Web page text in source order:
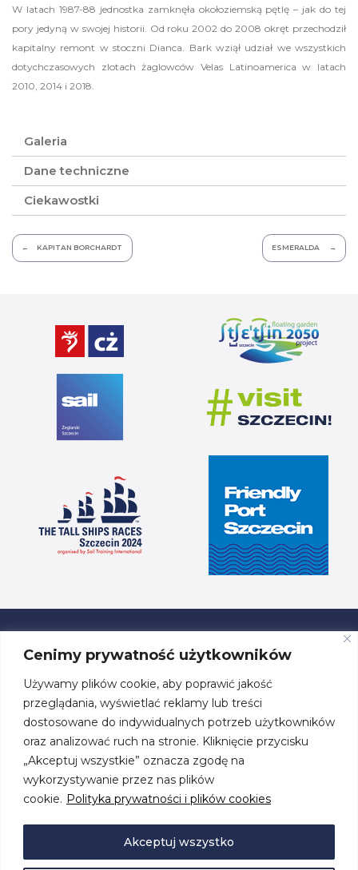
Cenimy prywatność użytkowników
Używamy plików cookie, aby poprawić jakość
przeglądania, wyświetlać reklamy lub treści
dostosowane do indywidualnych potrzeb użytkowników
oraz analizować ruch na stronie. Kliknięcie przycisku
„Akceptuj wszystkie” oznacza zgodę na
wykorzystywanie przez nas plików
cookie. Polityka prywatności i plików cookies
Akceptuj wszystko
W latach 1987-88 jednostka zamknęła okołoziemską pętlę – jak do tej
pory jedyną w swojej historii. Od roku 2002 do 2008 okręt przechodził
kapitalny remont w stoczni Dianca. Bark wziął udział we wszystkich
dotychczasowych zlotach żaglowców Velas Latinoamerica w latach
2010, 2014 i 2018.
Galeria
Dane techniczne
Ciekawostki
Nawigacja
wpisu
KAPITAN BORCHARDT ESMERALDA
ul. Przestrzenna 19, 70-800 Szczecin
tel. +48 91 460 08 44